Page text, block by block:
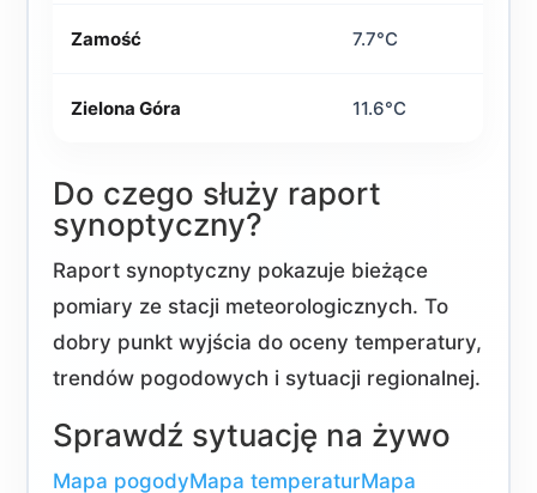
Zamość 7.7°C
Zielona Góra 11.6°C
Do czego służy raport
synoptyczny?
Raport synoptyczny pokazuje bieżące
pomiary ze stacji meteorologicznych. To
dobry punkt wyjścia do oceny temperatury,
trendów pogodowych i sytuacji regionalnej.
Sprawdź sytuację na żywo
Mapa pogodyMapa temperaturMapa